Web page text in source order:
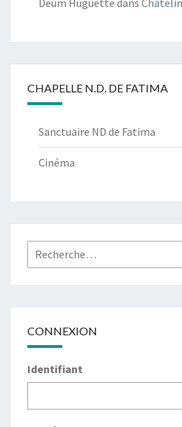
Deum Huguette dans
CHAPELLE N.D. DE FATIMA
Sanctuaire ND de Fatima
Cinéma
Rechercher :
CONNEXION
Identifiant